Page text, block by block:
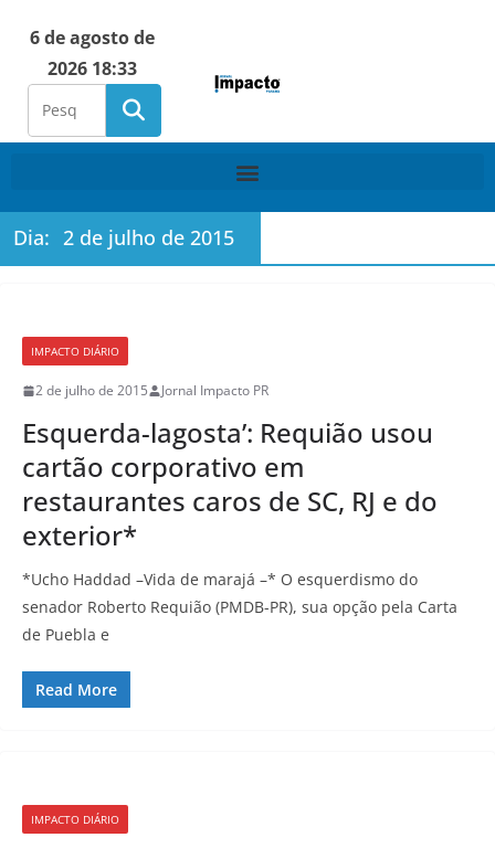
6 de agosto de
2026 18:33
Dia: 2 de julho de 2015
IMPACTO DIÁRIO
2 de julho de 2015 Jornal Impacto PR
Esquerda-lagosta’: Requião usou
cartão corporativo em
restaurantes caros de SC, RJ e do
exterior*
*Ucho Haddad –Vida de marajá –* O esquerdismo do
senador Roberto Requião (PMDB-PR), sua opção pela Carta
de Puebla e
Read More
IMPACTO DIÁRIO